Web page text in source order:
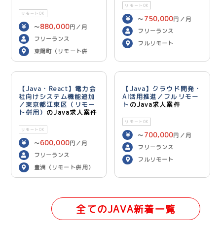
リモートOK
〜880,000円／月
フリーランス
東陽町（リモート併
用）
リモートOK
〜 750,000円／月
フリーランス
フルリモート
【Java・React】電力会
社向けシステム機能追加
／東京都江東区（リモー
ト併用） のJava求人案件
リモートOK
〜600,000円／月
フリーランス
豊洲（リモート併用）
【Java】クラウド開発・
AI活用推進／フルリモー
ト のJava求人案件
リモートOK
〜 700,000円／月
フリーランス
フルリモート
全てのJAVA新着一覧